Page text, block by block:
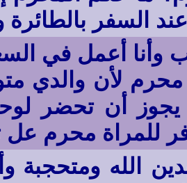
عند السفر
وأنا أعمل في
محرم لأن والدي
أن تحضر
للمراة محرم
الله ومتحجبة